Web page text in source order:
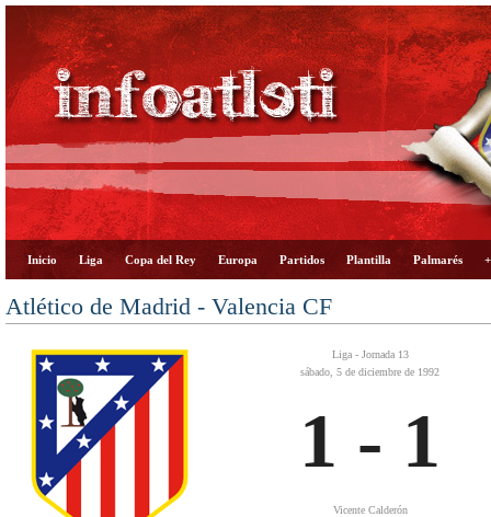
Inicio Liga Copa del Rey Europa Partidos Plantilla Palmarés
Atlético de Madrid - Valencia CF
Liga - Jornada 13
sábado, 5 de diciembre de 1992
1 - 1
Vicente Calderón